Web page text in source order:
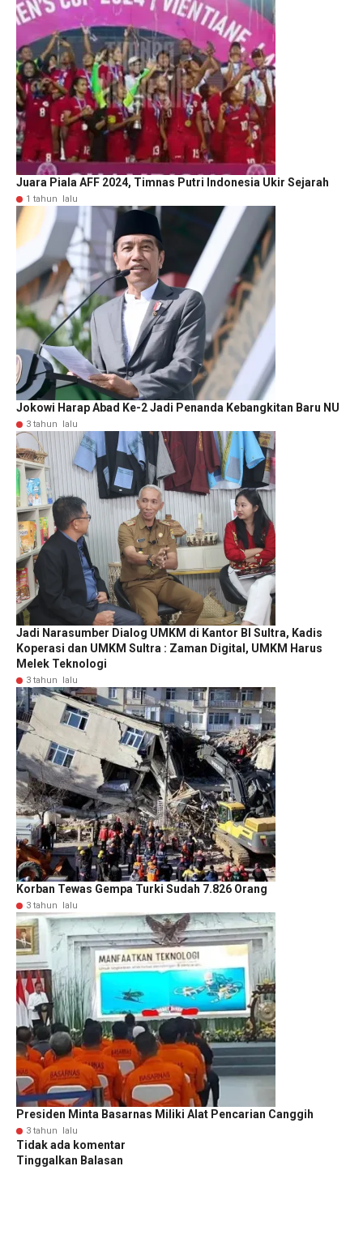
Juara Piala AFF 2024, Timnas Putri Indonesia Ukir Sejarah
1 tahun lalu
Jokowi Harap Abad Ke-2 Jadi Penanda Kebangkitan Baru NU
3 tahun lalu
Jadi Narasumber Dialog UMKM di Kantor BI Sultra, Kadis
Koperasi dan UMKM Sultra : Zaman Digital, UMKM Harus
Melek Teknologi
3 tahun lalu
Korban Tewas Gempa Turki Sudah 7.826 Orang
3 tahun lalu
Presiden Minta Basarnas Miliki Alat Pencarian Canggih
3 tahun lalu
Tidak ada komentar
Tinggalkan Balasan